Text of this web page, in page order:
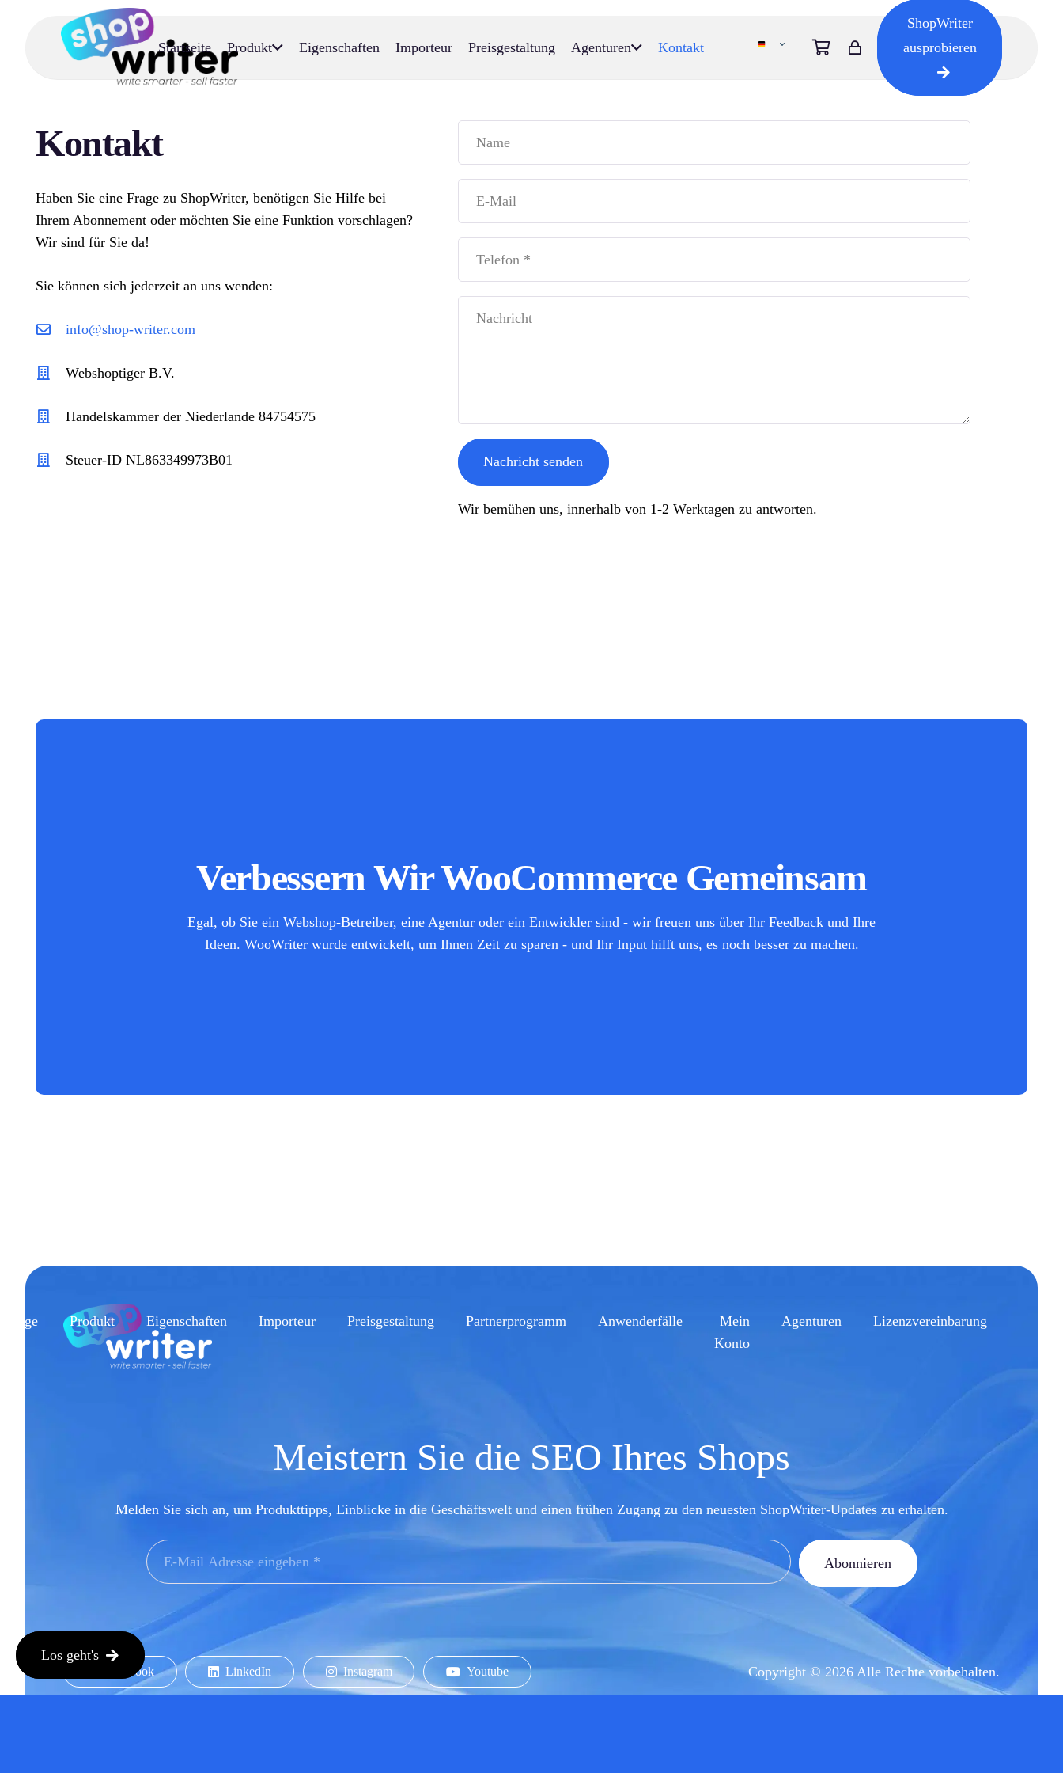
Startseite Produkt Eigenschaften Importeur Preisgestaltung Agenturen Kontakt
ShopWriter
ausprobieren
Kontakt
Haben Sie eine Frage zu ShopWriter, benötigen Sie Hilfe bei
Ihrem Abonnement oder möchten Sie eine Funktion vorschlagen?
Wir sind für Sie da!
Sie können sich jederzeit an uns wenden:
info@shop-writer.com
Webshoptiger B.V.
Handelskammer der Niederlande 84754575
Steuer-ID NL863349973B01 Nachricht senden
Wir bemühen uns, innerhalb von 1-2 Werktagen zu antworten.
Verbessern Wir WooCommerce Gemeinsam
Egal, ob Sie ein Webshop-Betreiber, eine Agentur oder ein Entwickler sind - wir freuen uns über Ihr Feedback und Ihre
Ideen. WooWriter wurde entwickelt, um Ihnen Zeit zu sparen - und Ihr Input hilft uns, es noch besser zu machen.
Produkt Eigenschaften Importeur Preisgestaltung Partnerprogramm Anwenderfälle
Mein
Konto
Agenturen Lizenzvereinbarung
Meistern Sie die SEO Ihres Shops
Melden Sie sich an, um Produkttipps, Einblicke in die Geschäftswelt und einen frühen Zugang zu den neuesten ShopWriter-Updates zu erhalten.
Abonnieren
Facebook LinkedIn Instagram Youtube Copyright © 2026 Alle Rechte vorbehalten.
Los geht's